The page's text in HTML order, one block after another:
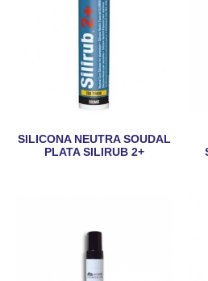
SILICONA NEUTRA SOUDAL
PLATA SILIRUB 2+